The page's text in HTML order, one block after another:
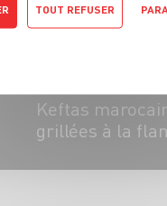
Keftas
grillées à la
TOUT REFUSER